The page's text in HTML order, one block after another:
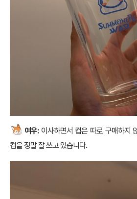
여우: 이사하면서 컵은 따로 구매하지
컵을 정말 잘 쓰고 있습니다.